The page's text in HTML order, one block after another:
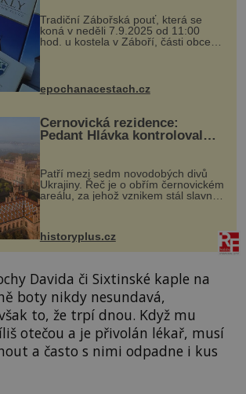
Tradiční Zábořská pouť, která se
koná v neděli 7.9.2025 od 11:00
hod. u kostela v Záboří, části obce
Kly u Mělníka. V programu naleznete
komentovanou prohlídku kostela,
epochanacestach.cz
Černovická rezidence:
Pedant Hlávka kontroloval
Patří mezi sedm novodobých divů
Ukrajiny. Řeč je o obřím černovickém
areálu, za jehož vznikem stál slavný
český architekt Josef Hlávka. Ten si
na něm dal mimořádně záležet. Jeho
stavební plány by při ...
historyplus.cz
Davida či Sixtinské kaple na
boty nikdy nesundavá,
to, že trpí dnou. Když mu
otečou a je přivolán lékař, musí
a často s nimi odpadne i kus